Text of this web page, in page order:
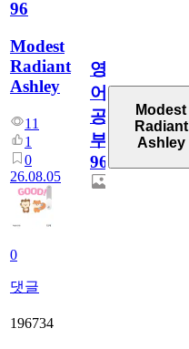
96
Modest
Radiant
Ashley
11
1
0
26.08.05
0
댓글
영
어
공
부
96
Modest
Radiant
Ashley
196734